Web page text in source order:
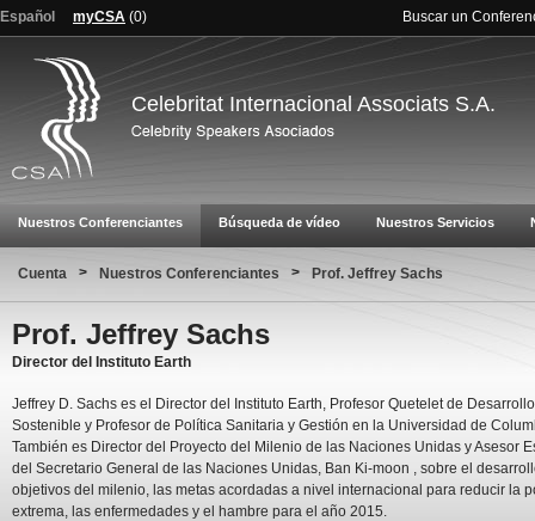
Español myCSA (0) Buscar un
Celebritat Internacional Associats S.A.
Nuestros Conferenciantes Búsqueda de vídeo Nuestros Servicios
Cuenta > Nuestros Conferenciantes > Prof. Jeffrey Sachs
Prof. Jeffrey Sachs
Director del Instituto Earth
Jeffrey D. Sachs es el Director del Instituto Earth, Profesor Quetelet de Desarrollo
Sostenible y Profesor de Política Sanitaria y Gestión en la Universidad de
También es Director del Proyecto del Milenio de las Naciones Unidas y Asesor
del Secretario General de las Naciones Unidas, Ban Ki-moon , sobre el
objetivos del milenio, las metas acordadas a nivel internacional para reducir la
extrema, las enfermedades y el hambre para el año 2015.